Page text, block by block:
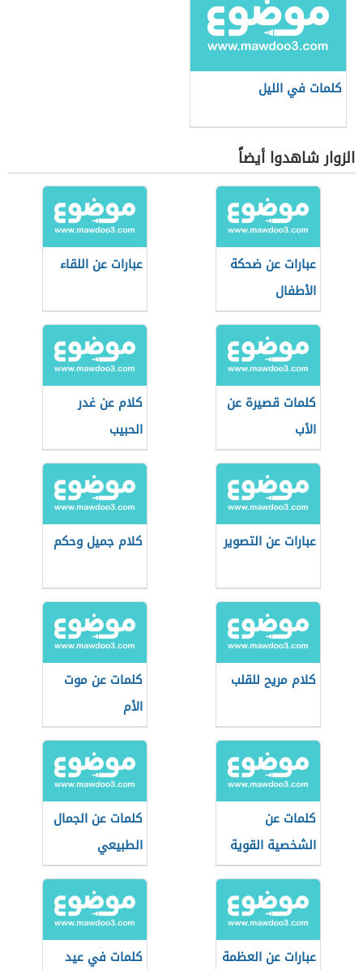
كلمات في الليل
الزوار شاهدوا أيضاً
عبارات عن ضحكة
الأطفال
عبارات عن اللقاء
كلمات قصيرة عن
الأب
كلام عن غدر
الحبيب
عبارات عن التصوير كلام جميل وحكم
كلام مريح للقلب
كلمات عن موت
الأم
كلمات عن
الشخصية القوية
كلمات عن الجمال
الطبيعي
عبارات عن العظمة
كلمات في عيد